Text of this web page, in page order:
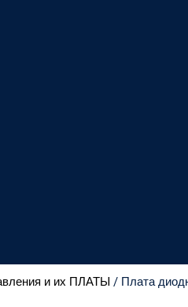
и их ПЛАТЫ / Плата